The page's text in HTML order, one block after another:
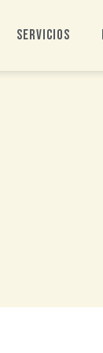
Servicios